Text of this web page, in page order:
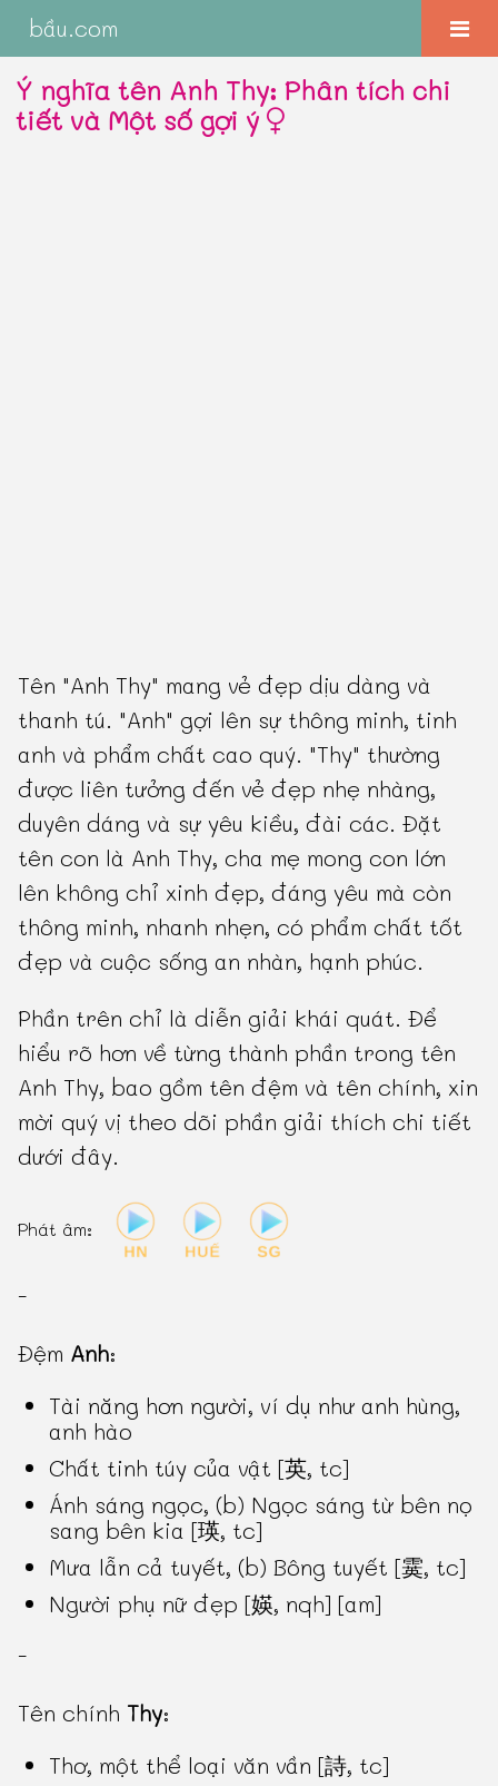
bầu.com
Ý nghĩa tên Anh Thy: Phân tích chi
tiết và Một số gợi ý
Tên "Anh Thy" mang vẻ đẹp dịu dàng và
thanh tú. "Anh" gợi lên sự thông minh, tinh
anh và phẩm chất cao quý. "Thy" thường
được liên tưởng đến vẻ đẹp nhẹ nhàng,
duyên dáng và sự yêu kiều, đài các. Đặt
tên con là Anh Thy, cha mẹ mong con lớn
lên không chỉ xinh đẹp, đáng yêu mà còn
thông minh, nhanh nhẹn, có phẩm chất tốt
đẹp và cuộc sống an nhàn, hạnh phúc.
Phần trên chỉ là diễn giải khái quát. Để
hiểu rõ hơn về từng thành phần trong tên
Anh Thy, bao gồm tên đệm và tên chính, xin
mời quý vị theo dõi phần giải thích chi tiết
dưới đây.
Phát âm:
-
Đệm Anh:
Tài năng hơn người, ví dụ như anh hùng,
anh hào
Chất tinh túy của vật [英, tc]
Ánh sáng ngọc, (b) Ngọc sáng từ bên nọ
sang bên kia [瑛, tc]
Mưa lẫn cả tuyết, (b) Bông tuyết [霙, tc]
Người phụ nữ đẹp [媖, nqh] [am]
-
Tên chính Thy:
Thơ, một thể loại văn vần [詩, tc]